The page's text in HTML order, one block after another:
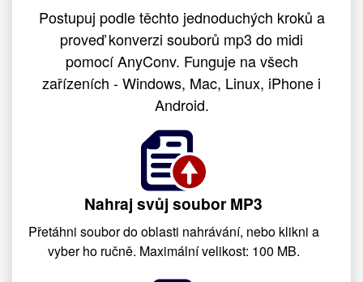
Postupuj podle těchto jednoduchých kroků a
proveď konverzi souborů mp3 do midi
pomocí AnyConv. Funguje na všech
zařízeních - Windows, Mac, Linux, iPhone i
Android.
Nahraj svůj soubor MP3
Přetáhni soubor do oblasti nahrávání, nebo klikni a
vyber ho ručně. Maximální velikost: 100 MB.